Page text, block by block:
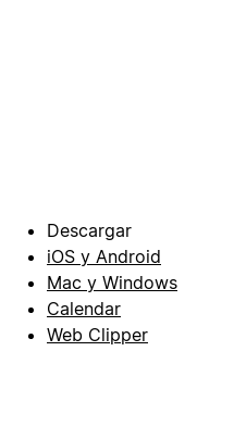
Descargar
iOS y Android
Mac y Windows
Calendar
Web Clipper